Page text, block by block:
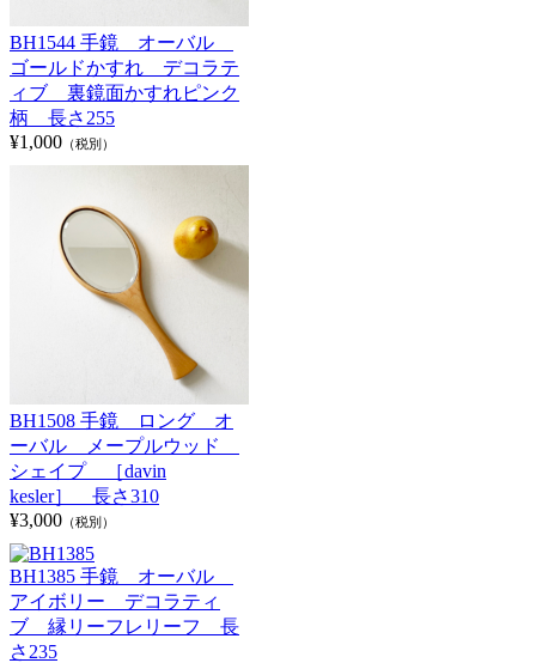
BH1544 手鏡 オーバル
ゴールドかすれ デコラテ
ィブ 裏鏡面かすれピンク
柄 長さ255
¥1,000 （税別）
BH1508 手鏡 ロング オ
ーバル メープルウッド
シェイプ ［davin
kesler］ 長さ310
¥3,000 （税別）
BH1385 手鏡 オーバル
アイボリー デコラティ
ブ 縁リーフレリーフ 長
さ235